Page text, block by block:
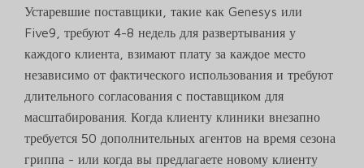
Устаревшие поставщики, такие как Genesys или
Five9, требуют 4-8 недель для развертывания у
каждого клиента, взимают плату за каждое место
независимо от фактического использования и требуют
длительного согласования с поставщиком для
масштабирования. Когда клиенту клиники внезапно
требуется 50 дополнительных агентов на время сезона
гриппа - или когда вы предлагаете новому клиенту